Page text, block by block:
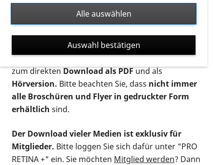
Ort. Nutzen Sie den Formatfilter, um ausschließlich
nach Flyern und Broschüren, Audios oder Videos zu
suchen. Die meisten Flyer und Broschüren werden in
verschiedenen Formaten angeboten: zur
postalischen Bestellung als gedruckte Variante
zum direktenDownload als PDFund als
Hörversion. Bitte beachten Sie, dass nicht immer
alle Broschüren und Flyer in gedruckter Form
erhältlich sind.
Der Download vieler Medien ist exklusiv für
Mitglieder. Bitte loggen Sie sich dafür unter "PRO
RETINA +" ein. Sie möchten Mitglied werden? Dann
Alle auswählen
Auswahl bestätigen